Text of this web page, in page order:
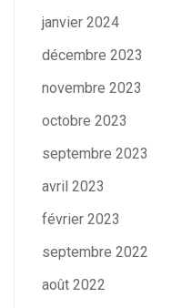
janvier 2024
décembre 2023
novembre 2023
octobre 2023
septembre 2023
avril 2023
février 2023
septembre 2022
août 2022